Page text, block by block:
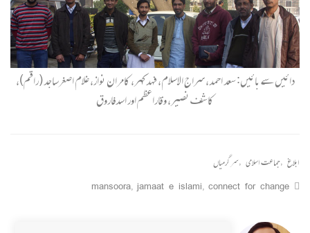
دائیں سے بائیں: سعد احمد، سراج الاسلام، فہد کہر، کامران نواز، غلام اصغرساجد (راقم)،
کاشف نصیر، وقاراعظم اور اسدفاروق
ابلاغ ,جماعت اسلامی ,سرگرمیاں
connect for change
,
jamaat e islami
,
mansoora